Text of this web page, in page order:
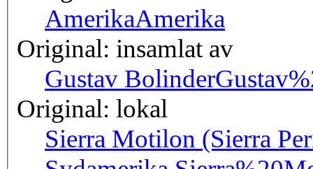
AmerikaAmerika
Original: insamlat av
Gustav Bolinder
Original: lokal
Sierra Motilon (Sierra